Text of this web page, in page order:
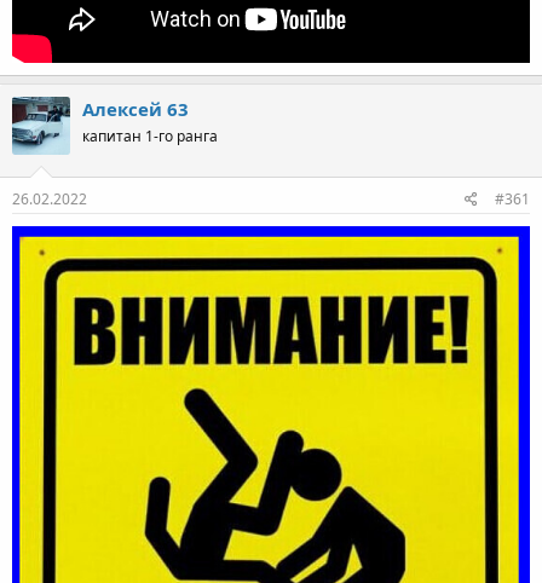
Алексей 63
капитан 1-го ранга
26.02.2022 #361